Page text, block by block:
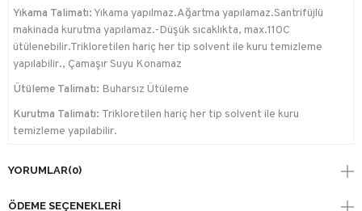
Yıkama Talimatı:Yıkama yapılmaz.Ağartma yapılamaz.Santrifüjlü
makinada kurutma yapılamaz.-Düşük sıcaklıkta, max.110C
ütülenebilir.Trikloretilen hariç her tip solvent ile kuru temizleme
yapılabilir., Çamaşır Suyu Konamaz
Ütüleme Talimatı: Buharsız Ütüleme
Kurutma Talimatı: Trikloretilen hariç her tip solvent ile kuru
temizleme yapılabilir.
YORUMLAR(0)
ÖDEME SEÇENEKLERI